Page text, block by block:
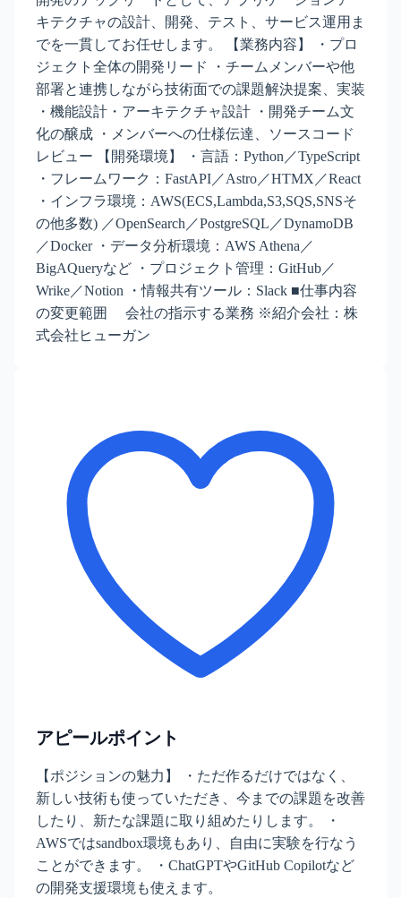
キテクチャの設計、開発、テスト、サービス運用ま
でを一貫してお任せします。 【業務内容】 ・プロ
ジェクト全体の開発リード ・チームメンバーや他
部署と連携しながら技術面での課題解決提案、実装
・機能設計・アーキテクチャ設計 ・開発チーム文
化の醸成 ・メンバーへの仕様伝達、ソースコード
レビュー 【開発環境】 ・言語：Python／TypeScript
・フレームワーク：FastAPI／Astro／HTMX／React
・インフラ環境：AWS(ECS,Lambda,S3,SQS,SNSそ
の他多数) ／OpenSearch／PostgreSQL／DynamoDB
／Docker ・データ分析環境：AWS Athena／
BigAQueryなど ・プロジェクト管理：GitHub／
Wrike／Notion ・情報共有ツール：Slack ■仕事内容
の変更範囲 会社の指示する業務 ※紹介会社：株
式会社ヒューガン
アピールポイント
【ポジションの魅力】 ・ただ作るだけではなく、
新しい技術も使っていただき、今までの課題を改善
したり、新たな課題に取り組めたりします。 ・
AWSではsandbox環境もあり、自由に実験を行なう
ことができます。 ・ChatGPTやGitHub Copilotなど
の開発支援環境も使えます。